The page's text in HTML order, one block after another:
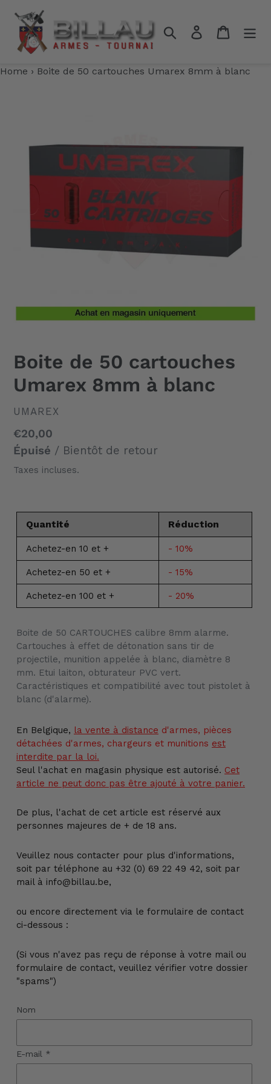
contenu
RechercherSe connecter
Panier
Home › Boite de 50 cartouches Umarex 8mm à blanc
Boite de 50 cartouches
Umarex 8mm à blanc
DISTRIBUTEUR
UMAREX
Prix
normal
€20,00
Épuisé / Bientôt de retour
Taxes incluses.
Quantité Réduction
Achetez-en 10 et + - 10%
Achetez-en 50 et + - 15%
Achetez-en 100 et + - 20%
Ajout
d'un
produit
à
votre
panier
Boite de 50 CARTOUCHES calibre 8mm alarme.
Cartouches à effet de détonation sans tir de
projectile, munition appelée à blanc, diamètre 8
mm. Etui laiton, obturateur PVC vert.
Caractéristiques et compatibilité avec tout pistolet à
blanc (d'alarme).
En Belgique, la vente à distance d'armes, pièces
détachées d'armes, chargeurs et munitions est
interdite par la loi.
Seul l'achat en magasin physique est autorisé. Cet
article ne peut donc pas être ajouté à votre panier.
De plus, l'achat de cet article est réservé aux
personnes majeures de + de 18 ans.
Veuillez nous contacter pour plus d'informations,
soit par téléphone au +32 (0) 69 22 49 42, soit par
mail à info@billau.be,
ou encore directement via le formulaire de contact
ci-dessous :
(Si vous n'avez pas reçu de réponse à votre mail ou
formulaire de contact, veuillez vérifier votre dossier
"spams")
Nom
E-mail *